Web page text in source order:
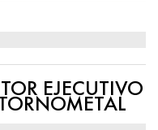
EJECUTIVO